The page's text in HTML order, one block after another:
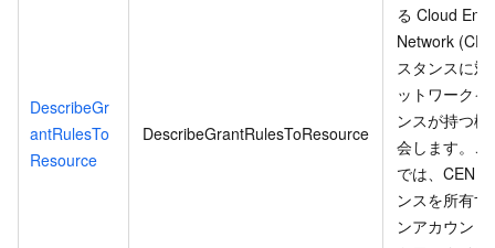
DescribeGr
antRulesTo
Resource
DescribeGrantRulesToResource
る Cloud
Network
スタンスに対
ットワークイ
ンスが持つ権
会します。こ
では、CEN
ンスを所有す
ンアカウント